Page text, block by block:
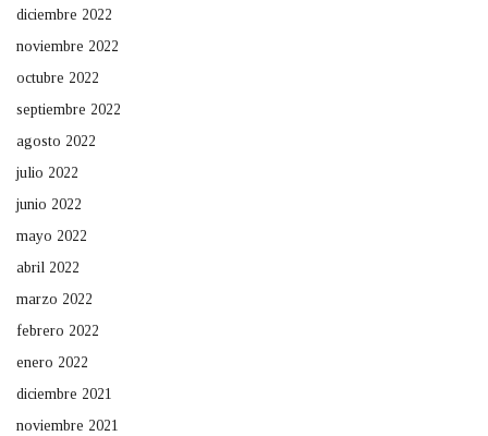
diciembre 2022
noviembre 2022
octubre 2022
septiembre 2022
agosto 2022
julio 2022
junio 2022
mayo 2022
abril 2022
marzo 2022
febrero 2022
enero 2022
diciembre 2021
noviembre 2021